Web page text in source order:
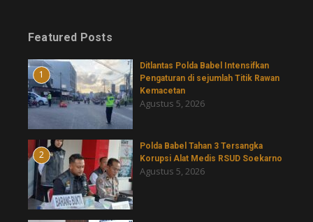
Featured Posts
1
Ditlantas Polda Babel Intensifkan
Pengaturan di sejumlah Titik Rawan
Kemacetan
Agustus 5, 2026
2
Polda Babel Tahan 3 Tersangka
Korupsi Alat Medis RSUD Soekarno
Agustus 5, 2026